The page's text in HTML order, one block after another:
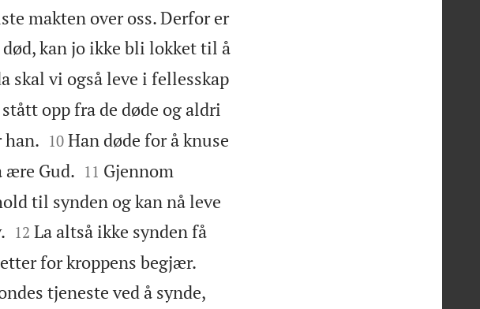
makten over oss. Derfor er
død, kan jo ikke bli lokket til å
skal vi også leve i fellesskap
opp fra de døde og aldri
han.
10 Han døde for å knuse
ære Gud.
11 Gjennom
til synden og kan nå leve

12 La altså ikke synden få
for kroppens begjær.
tjeneste ved å synde,